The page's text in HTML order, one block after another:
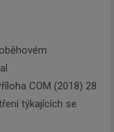
COM (2018) 28
týkajících se